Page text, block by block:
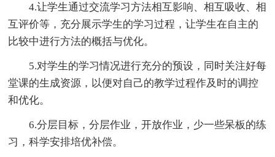
4.让学生通过交流学习方法相互影响、相互吸收、相
互评价等，充分展示学生的学习过程，让学生在自主的
比较中进行方法的概括与优化。
5.对学生的学习情况进行充分的预设，同时关注好每
堂课的生成资源，以便对自己的教学过程作及时的调控
和优化。
6.分层目标，分层作业，开放作业，少一些呆板的练
习，科学安排培优补偿。